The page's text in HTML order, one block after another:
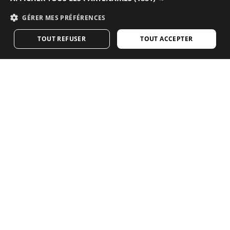
VISITEZ NOTRE BOUTIQUE
GÉRER MES PRÉFÉRENCES
TOUT ACCEPTER
TOUT REFUSER